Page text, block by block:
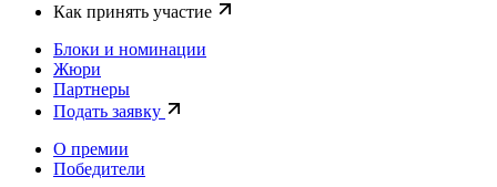
Как принять участие
Блоки и номинации
Жюри
Партнеры
Подать заявку
О премии
Победители